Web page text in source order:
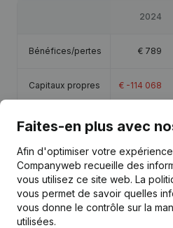
2024
Bénéfices/pertes € 789
Capitaux propres € -114 068
Marge brute
Personnel 1
Faites-en plus avec
Afin d'optimiser votre
Companyweb recueille des
vous utilisez ce site web. La
vous permet de savoir quelles
vous donne le contrôle sur la
utilisées.